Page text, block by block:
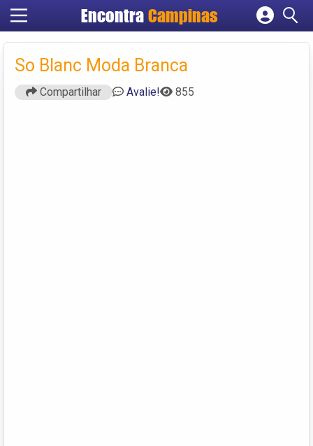
Encontra Campinas
Cadastrar empresa
Criar conta
So Blanc Moda Branca
Compartilhar Avalie! 855